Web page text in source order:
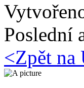
Poslední
<Zpět na